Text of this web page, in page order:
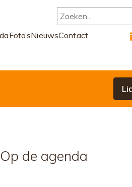
Foto’sNieuwsContact
Zoeken...
Op de agenda